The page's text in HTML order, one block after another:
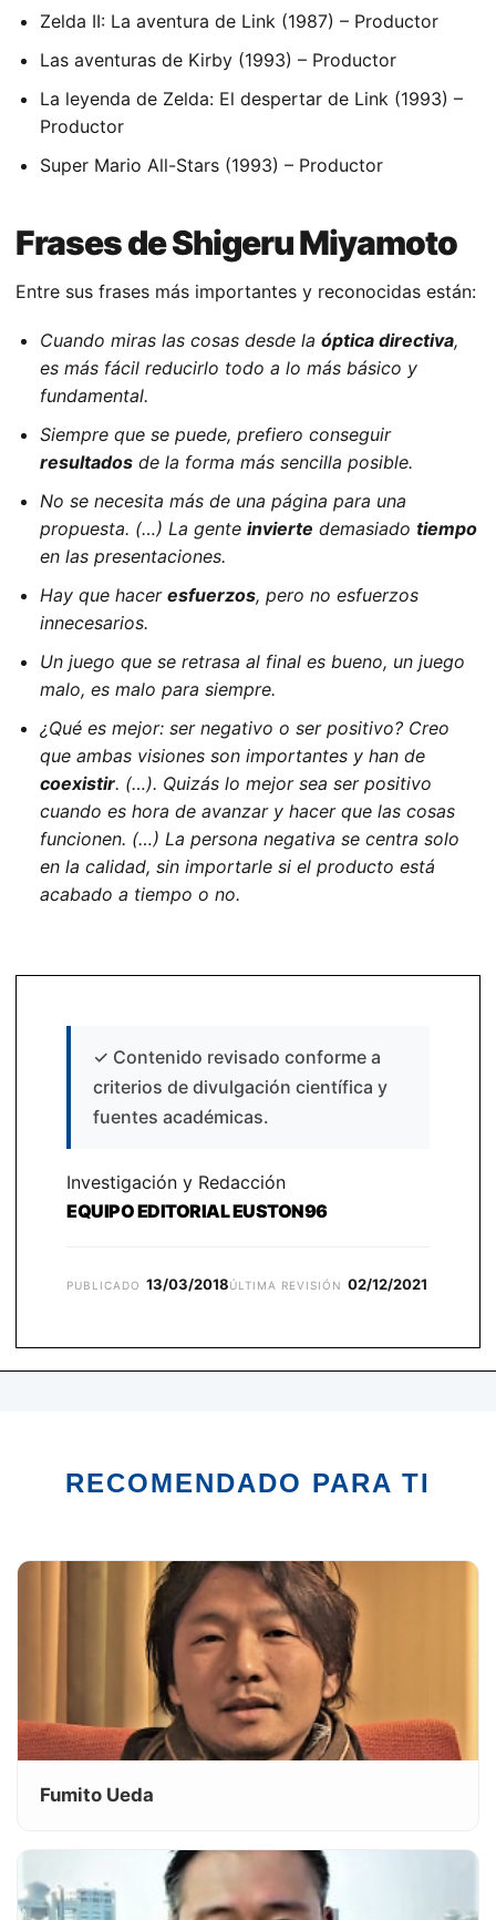
Zelda II: La aventura de Link (1987) – Productor
Las aventuras de Kirby (1993) – Productor
La leyenda de Zelda: El despertar de Link (1993) –
Productor
Super Mario All-Stars (1993) – Productor
Frases de Shigeru Miyamoto
Entre sus frases más importantes y reconocidas están:
Cuando miras las cosas desde la óptica directiva,
es más fácil reducirlo todo a lo más básico y
fundamental.
Siempre que se puede, prefiero conseguir
resultados de la forma más sencilla posible.
No se necesita más de una página para una
propuesta. (…) La gente invierte demasiado tiempo
en las presentaciones.
Hay que hacer esfuerzos, pero no esfuerzos
innecesarios.
Un juego que se retrasa al final es bueno, un juego
malo, es malo para siempre.
¿Qué es mejor: ser negativo o ser positivo? Creo
que ambas visiones son importantes y han de
coexistir. (…). Quizás lo mejor sea ser positivo
cuando es hora de avanzar y hacer que las cosas
funcionen. (…) La persona negativa se centra solo
en la calidad, sin importarle si el producto está
acabado a tiempo o no.
✓ Contenido revisado conforme a
criterios de divulgación científica y
fuentes académicas.
Investigación y Redacción
EQUIPO EDITORIAL EUSTON96
PUBLICADO 13/03/2018ÚLTIMA REVISIÓN 02/12/2021
RECOMENDADO PARA TI
Fumito Ueda